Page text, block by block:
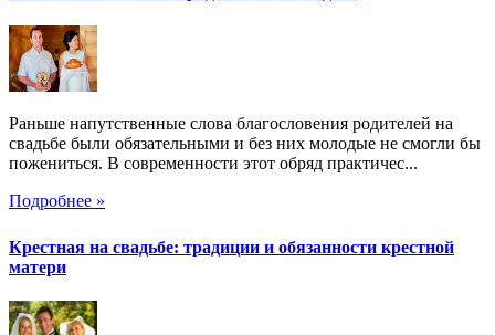
Раньше напутственные слова благословения родителей на
свадьбе были обязательными и без них молодые не смогли бы
пожениться. В современности этот обряд практичес...
Подробнее »
Крестная на свадьбе: традиции и обязанности крестной
матери